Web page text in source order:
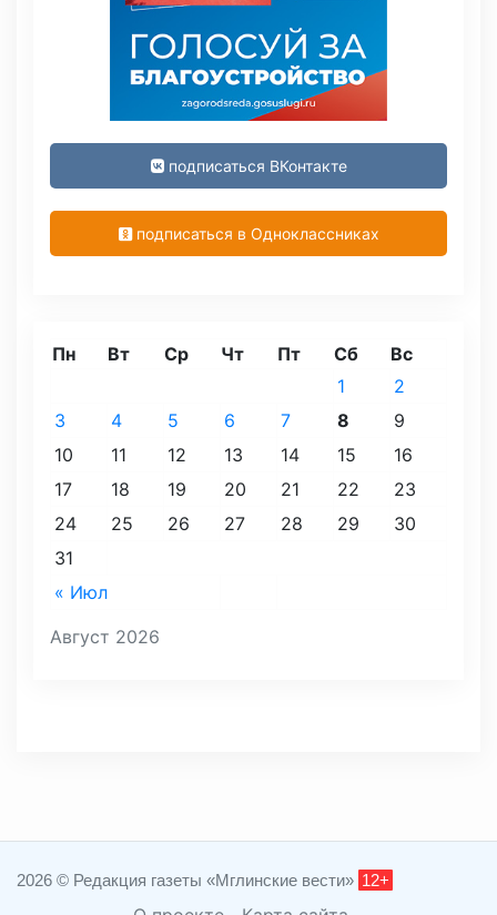
подписаться ВКонтакте
подписаться в Одноклассниках
Август 2026
Пн Вт Ср Чт Пт Сб Вс
« Июл
1
2
3
4 5 6 7 8
9
10
11 12 13 14 15
16
17
18 19 20 21 22
23
24
25 26 27 28 29
30
31
2026 © Редакция газеты «Мглинские вести» 12+